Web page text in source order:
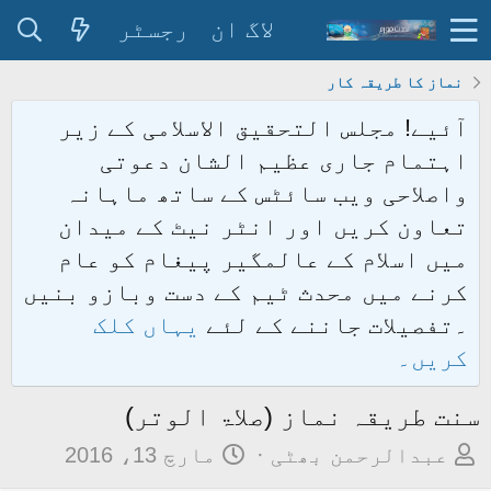
لاگ ان رجسٹر
نماز کا طریقہ کار
آئیے! مجلس التحقیق الاسلامی کے زیر
اہتمام جاری عظیم الشان دعوتی
واصلاحی ویب سائٹس کے ساتھ ماہانہ
تعاون کریں اور انٹر نیٹ کے میدان
میں اسلام کے عالمگیر پیغام کو عام
کرنے میں محدث ٹیم کے دست وبازو بنیں
۔تفصیلات جاننے کے لئے یہاں کلک
کریں۔
سنت طریقہ نماز (صلاۃ الوتر)
معبدالرحمن بھٹی
تمارچ 13، 2016